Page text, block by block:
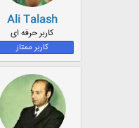
Ali Talash
کاربر حرفه ای
کاربر ممتاز